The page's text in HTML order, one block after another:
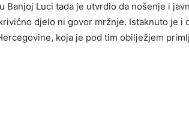
Banjoj Luci tada je utvrdio da nošenje i
djelo ni govor mržnje. Istaknuto je i
koja je pod tim obilježjem